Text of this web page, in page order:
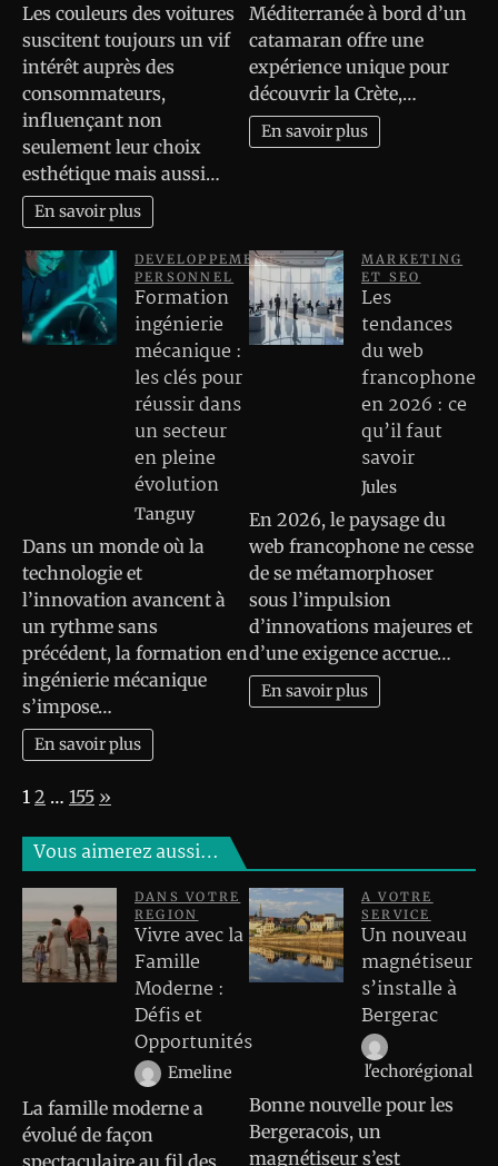
Les couleurs des voitures
suscitent toujours un vif
intérêt auprès des
consommateurs,
influençant non
seulement leur choix
esthétique mais aussi…
En savoir plus
Méditerranée à bord d’un
catamaran offre une
expérience unique pour
découvrir la Crète,…
En savoir plus
DEVELOPPEMENT
PERSONNEL
Formation
ingénierie
mécanique :
les clés pour
réussir dans
un secteur
en pleine
évolution
Tanguy
Dans un monde où la
technologie et
l’innovation avancent à
un rythme sans
précédent, la formation en
ingénierie mécanique
s’impose…
En savoir plus
MARKETING
ET SEO
Les
tendances
du web
francophone
en 2026 : ce
qu’il faut
savoir
Jules
En 2026, le paysage du
web francophone ne cesse
de se métamorphoser
sous l’impulsion
d’innovations majeures et
d’une exigence accrue…
En savoir plus
Page:
1 2 … 155 Next
»
Vous aimerez aussi…
DANS VOTRE
REGION
Vivre avec la
Famille
Moderne :
Défis et
Opportunités
Emeline
La famille moderne a
évolué de façon
spectaculaire au fil des
A VOTRE
SERVICE
Un nouveau
magnétiseur
s’installe à
Bergerac
l'echorégional
Bonne nouvelle pour les
Bergeracois, un
magnétiseur s’est